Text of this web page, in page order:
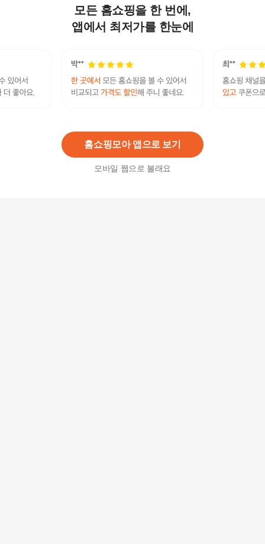
모든 홈쇼핑을 한 번에,
앱에서 최저가를 한눈에
홈쇼핑모아 앱으로 보기
모바일 웹으로 볼래요
[HOT딜][ILI] 일리 7리터 스팀 에어프라이어 KOR-
SGAF25701
259,000
지비유 레이스 밥솥커버/ 덮개